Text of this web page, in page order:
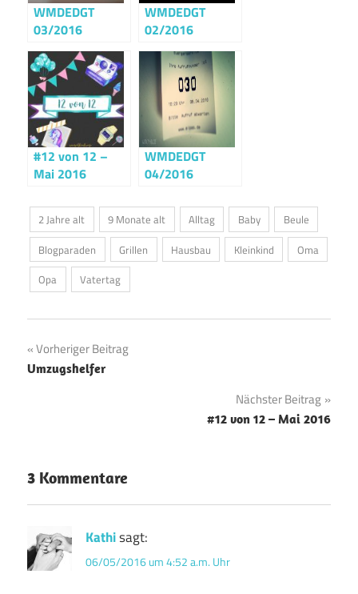
WMDEDGT
03/2016
WMDEDGT
02/2016
#12 von 12 –
Mai 2016
WMDEDGT
04/2016
2 Jahre alt 9 Monate alt Alltag Baby
Beule
Blogparaden
Grillen Hausbau Kleinkind
Oma
Opa
Vatertag
Beitragsnavigation
Vorheriger Beitrag
Umzugshelfer
Nächster Beitrag
#12 von 12 – Mai 2016
3 Kommentare
Kathisagt:
06/05/2016 um 4:52 a.m. Uhr